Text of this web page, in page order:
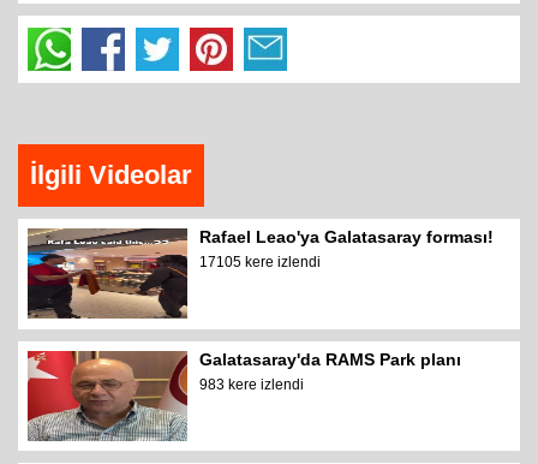
İlgili Videolar
Rafael Leao'ya Galatasaray forması!
17105 kere izlendi
Galatasaray'da RAMS Park planı
983 kere izlendi